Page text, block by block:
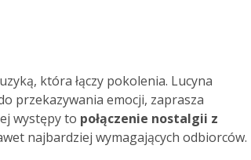
która łączy pokolenia. Lucyna
przekazywania emocji, zaprasza
występy to połączenie nostalgii z
najbardziej wymagających odbiorców.